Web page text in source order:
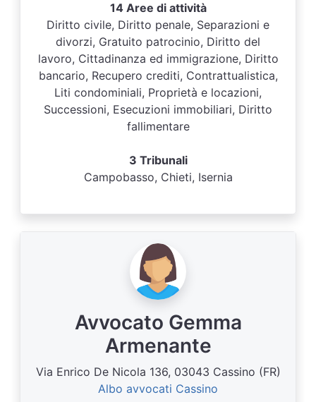
14 Aree di attività
Diritto civile, Diritto penale, Separazioni e
divorzi, Gratuito patrocinio, Diritto del
lavoro, Cittadinanza ed immigrazione, Diritto
bancario, Recupero crediti, Contrattualistica,
Liti condominiali, Proprietà e locazioni,
Successioni, Esecuzioni immobiliari, Diritto
fallimentare
3 Tribunali
Campobasso, Chieti, Isernia
Avvocato Gemma
Armenante
Via Enrico De Nicola 136, 03043 Cassino (FR)
Albo avvocati Cassino